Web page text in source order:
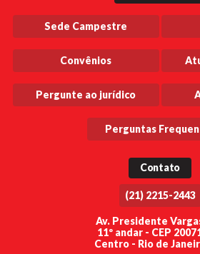
Sede Campestre
Convênios
Pergunte ao jurídico
Perguntas
Contato
(21) 2215-2443
Av. Presidente
11º andar - CEP
Centro - Rio de